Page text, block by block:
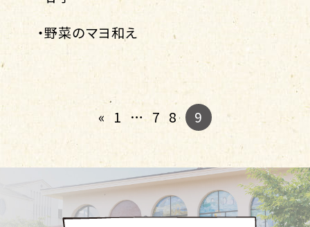
・野菜のマヨ和え
« 1 … 7 8 9